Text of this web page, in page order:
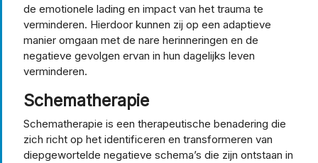
de emotionele lading en impact van het trauma te
verminderen. Hierdoor kunnen zij op een adaptieve
manier omgaan met de nare herinneringen en de
negatieve gevolgen ervan in hun dagelijks leven
verminderen.
Schematherapie
Schematherapie is een therapeutische benadering die
zich richt op het identificeren en transformeren van
diepgewortelde negatieve schema’s die zijn ontstaan in